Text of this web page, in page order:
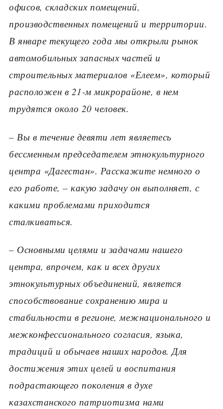
офисов, складских помещений,
производственных помещений и территории.
В январе текущего года мы открыли рынок
автомобильных запасных частей и
строительных материалов «Елеем», который
расположен в 21-м микрорайоне, в нем
трудятся около 20 человек.
– Вы в течение девяти лет являетесь
бессменным председателем этнокультурного
центра «Дагестан». Расскажите немного о
его работе, – какую задачу он выполняет, с
какими проблемами приходится
сталкиваться.
– Основными целями и задачами нашего
центра, впрочем, как и всех других
этнокультурных объединений, является
способствование сохранению мира и
стабильности в регионе, межнационального и
межконфессионального согласия, языка,
традиций и обычаев наших народов. Для
достижения этих целей и воспитания
подрастающего поколения в духе
казахстанского патриотизма нами